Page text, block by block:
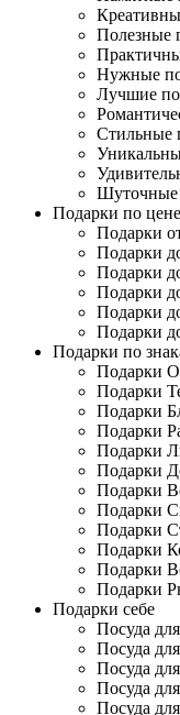
Полезные
Нужные
Лучшие
Стильные
Шуточные
Подарки по цене
Подарки
Подарки
Подарки
Подарки
Подарки
Подарки
Подарки по
Подарки
Подарки
Подарки
Подарки
Подарки
Подарки
Подарки
Подарки
Подарки
Подарки
Подарки
Подарки
Подарки себе
Посуда
Посуда
Посуда
Посуда
Посуда